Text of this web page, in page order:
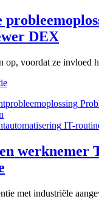
DEX
op, voordat ze invloed
IT-
werknemer
met industriële